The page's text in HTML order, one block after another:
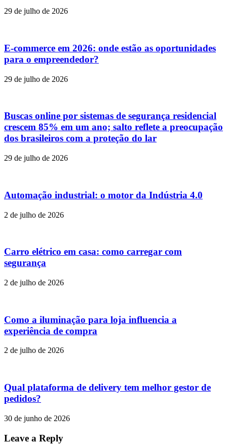
29 de julho de 2026
E-commerce em 2026: onde estão as oportunidades
para o empreendedor?
29 de julho de 2026
Buscas online por sistemas de segurança residencial
crescem 85% em um ano; salto reflete a preocupação
dos brasileiros com a proteção do lar
29 de julho de 2026
Automação industrial: o motor da Indústria 4.0
2 de julho de 2026
Carro elétrico em casa: como carregar com
segurança
2 de julho de 2026
Como a iluminação para loja influencia a
experiência de compra
2 de julho de 2026
Qual plataforma de delivery tem melhor gestor de
pedidos?
30 de junho de 2026
Leave a Reply